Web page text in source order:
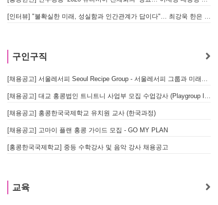
구인구직
[채용공고] 홍콩한국국제학교 유치원 교사 (한국과정)
[채용공고] 고마이 플랜 홍콩 가이드 모집 - GO MY PLAN
[홍콩한국국제학교] 중등 수학강사 및 음악 강사 채용공고
교육